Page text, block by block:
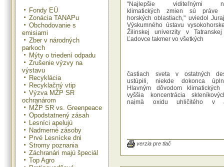
Fondy EÚ
Zonácia TANAPu
Obchodovanie s
emisiami
Zber v národných
parkoch
Mýty o triedení odpadu
Zrušenie výzvy na
výstavu
Recyklácia
Recyklačný vtip
Výzva MŽP SR
ochranárom
MŽP SR vs. Greenpeace
Opodstatnený zásah
Lesníci apelujú
Nadmerné zásoby
Prvé Lesnícke dni
Stromy poznania
Záchranári majú špeciál
Top Agro
"Najlepšie viditeľnými
klimatických zmien sú práve
horských oblastiach," uviedol
Výskumného ústavu
Žilinskej univerzity v Tatranskej
Ľadovce takmer vo všetkých
častiach sveta v ostatných
ustúpili, niekde dokonca
Hlavným dôvodom
vyššia koncentrácia
najmä oxidu uhličitého v
hranicu doterajších
vyššie než správne načasované a
investície do manažmentu
verzia pre tlač